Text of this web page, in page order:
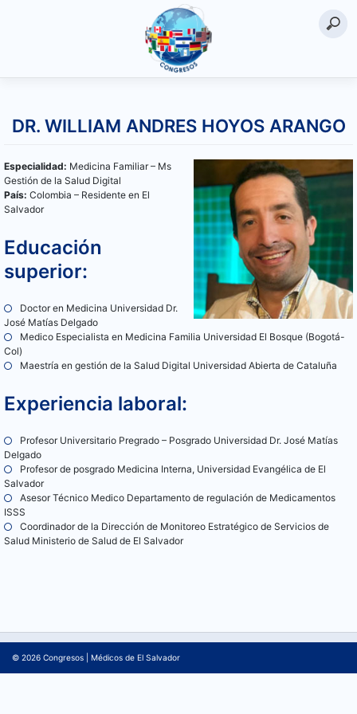
contenido
DR. WILLIAM ANDRES HOYOS ARANGO
Especialidad: Medicina Familiar – Ms
Gestión de la Salud Digital
País: Colombia – Residente en El
Salvador
Educación
superior:
Doctor en Medicina Universidad Dr.
José Matías Delgado
Medico Especialista en Medicina Familia Universidad El Bosque (Bogotá-
Col)
Maestría en gestión de la Salud Digital Universidad Abierta de Cataluña
Experiencia laboral:
Profesor Universitario Pregrado – Posgrado Universidad Dr. José Matías
Delgado
Profesor de posgrado Medicina Interna, Universidad Evangélica de El
Salvador
Asesor Técnico Medico Departamento de regulación de Medicamentos
ISSS
Coordinador de la Dirección de Monitoreo Estratégico de Servicios de
Salud Ministerio de Salud de El Salvador
© 2026 Congresos Médicos de El Salvador